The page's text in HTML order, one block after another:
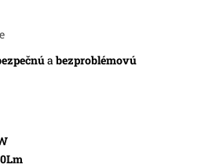
abezproblémovú